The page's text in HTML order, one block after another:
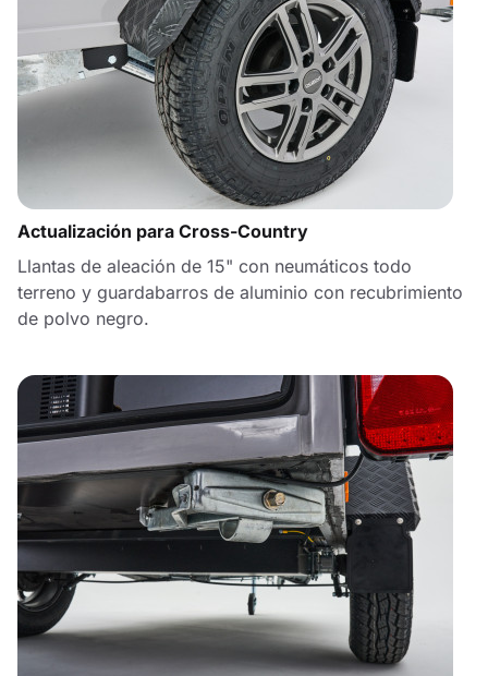
Actualización para Cross-Country
Llantas de aleación de 15" con neumáticos todo
terreno y guardabarros de aluminio con recubrimiento
de polvo negro.